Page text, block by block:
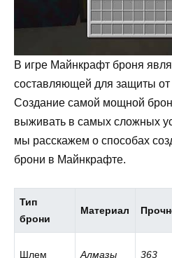
В игре Майнкрафт броня
составляющей для защиты
Создание самой мощной
выживать в самых сложных
мы расскажем о способах
брони в Майнкрафте.
Тип
брони
Материал
Шлем Алмазы 363